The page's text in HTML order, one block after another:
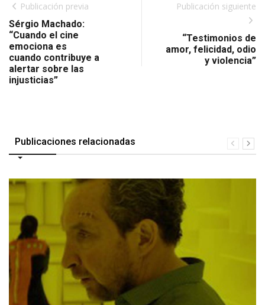
Publicación previa
Sérgio Machado:
“Cuando el cine
emociona es
cuando contribuye a
alertar sobre las
injusticias”
Publicación siguiente
“Testimonios de
amor, felicidad, odio
y violencia”
Publicaciones relacionadas